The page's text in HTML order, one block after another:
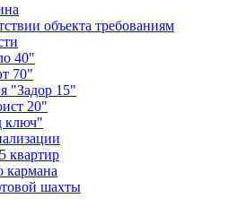
объекта требованиям
40"
70"
"Задор 15"
20"
ключ"
квартир
кармана
шахты